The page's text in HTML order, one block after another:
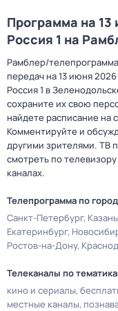
Программа на 13
Россия 1 на
Рамблер/
передач на 13 июня
Россия 1 в
сохраните их свою
найдете расписание на
Комментируйте и
другими зрителями. ТВ
смотреть по
каналах.
Телепрограмма по
Санкт-Петербург Казань
Екатеринбург
Ростов-на-Дону
Телеканалы по
кино и сериалы
местные каналы